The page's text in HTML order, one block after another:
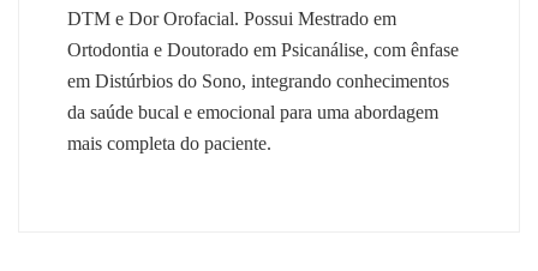
DTM e Dor Orofacial. Possui Mestrado em
Ortodontia e Doutorado em Psicanálise, com ênfase
em Distúrbios do Sono, integrando conhecimentos
da saúde bucal e emocional para uma abordagem
mais completa do paciente.